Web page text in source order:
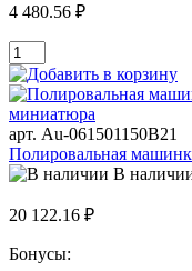
4 480.56 ₽
арт. Au-061501150B21
Полировальная
В
20 122.16 ₽
Бонусы: